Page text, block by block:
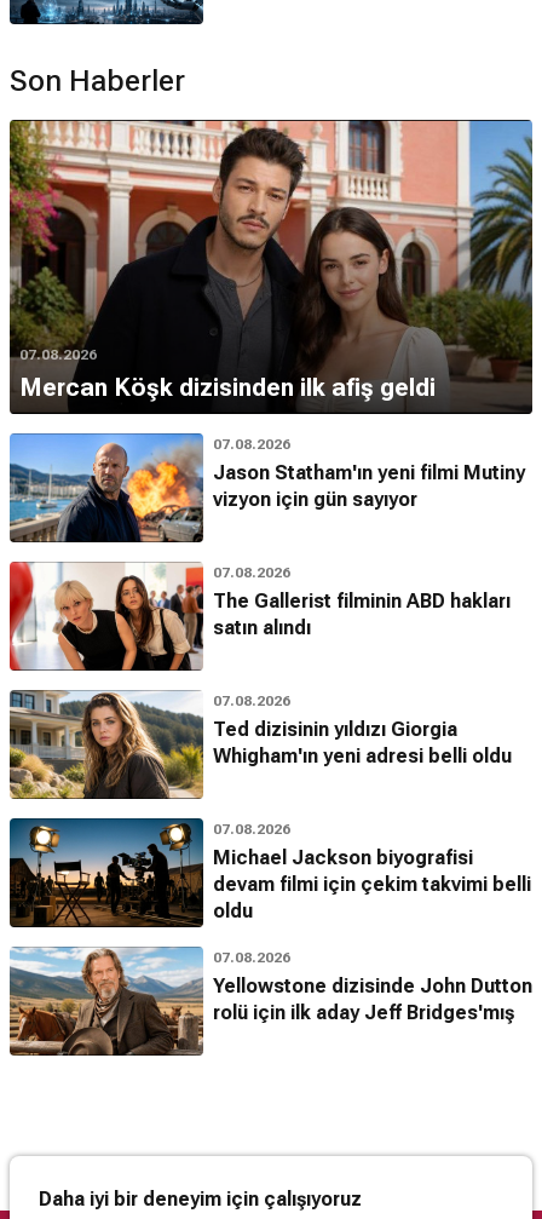
Son Haberler
07.08.2026
Mercan Köşk dizisinden ilk afiş geldi
07.08.2026
Jason Statham'ın yeni filmi Mutiny
vizyon için gün sayıyor
07.08.2026
The Gallerist filminin ABD hakları
satın alındı
07.08.2026
Ted dizisinin yıldızı Giorgia
Whigham'ın yeni adresi belli oldu
07.08.2026
Michael Jackson biyografisi
devam filmi için çekim takvimi belli
oldu
07.08.2026
Yellowstone dizisinde John Dutton
rolü için ilk aday Jeff Bridges'mış
Daha iyi bir deneyim için çalışıyoruz